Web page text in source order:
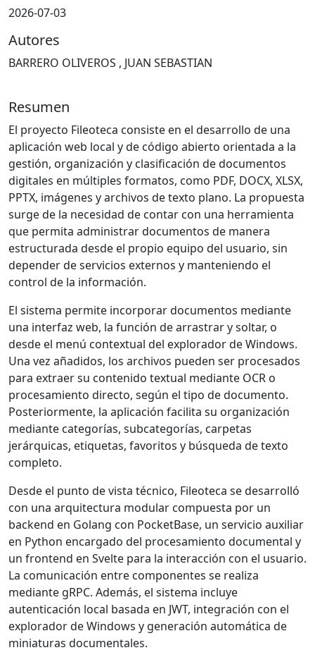
2026-07-03
Autores
BARRERO OLIVEROS , JUAN SEBASTIAN
Resumen
El proyecto Fileoteca consiste en el desarrollo de una
aplicación web local y de código abierto orientada a la
gestión, organización y clasificación de documentos
digitales en múltiples formatos, como PDF, DOCX, XLSX,
PPTX, imágenes y archivos de texto plano. La propuesta
surge de la necesidad de contar con una herramienta
que permita administrar documentos de manera
estructurada desde el propio equipo del usuario, sin
depender de servicios externos y manteniendo el
control de la información.
El sistema permite incorporar documentos mediante
una interfaz web, la función de arrastrar y soltar, o
desde el menú contextual del explorador de Windows.
Una vez añadidos, los archivos pueden ser procesados
para extraer su contenido textual mediante OCR o
procesamiento directo, según el tipo de documento.
Posteriormente, la aplicación facilita su organización
mediante categorías, subcategorías, carpetas
jerárquicas, etiquetas, favoritos y búsqueda de texto
completo.
Desde el punto de vista técnico, Fileoteca se desarrolló
con una arquitectura modular compuesta por un
backend en Golang con PocketBase, un servicio auxiliar
en Python encargado del procesamiento documental y
un frontend en Svelte para la interacción con el usuario.
La comunicación entre componentes se realiza
mediante gRPC. Además, el sistema incluye
autenticación local basada en JWT, integración con el
explorador de Windows y generación automática de
miniaturas documentales.